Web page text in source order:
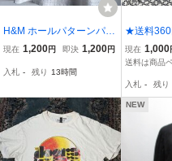
H&M ホールパターンパフ
スリーブトップス 半袖 白
リューム袖 プルオーバー
現在 1,200円 即決 1,200円
入札 - 残り 13時間
★送料360
H&M エイ
長袖シャ
色 ホワイ
98
現在 1,000
送料は商品
入札 - 残り
NEW